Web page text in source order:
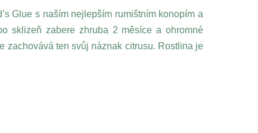
Glue s naším nejlepším rumištním konopím a
sklizeň zabere zhruba 2 měsíce a ohromné
zachovává ten svůj náznak citrusu. Rostlina je